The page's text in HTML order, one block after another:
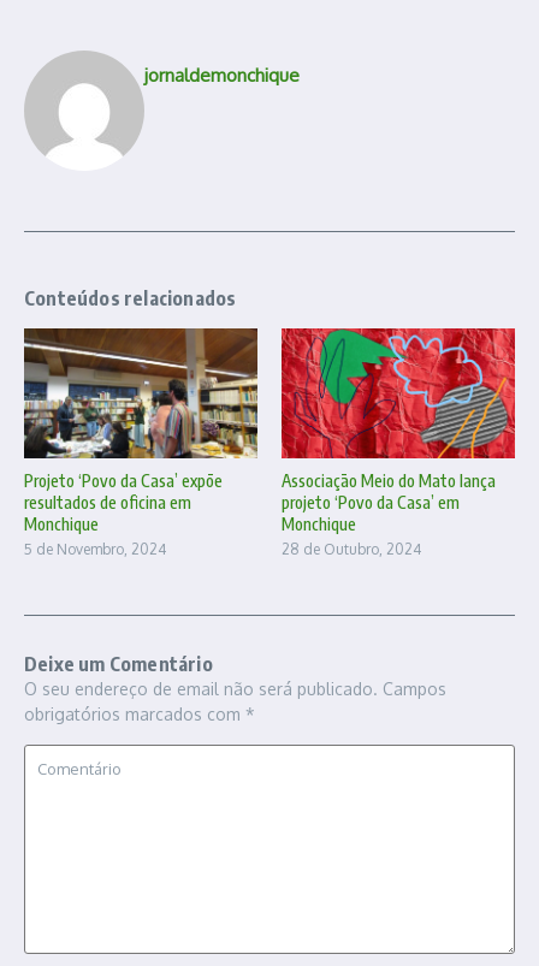
jornaldemonchique
Conteúdos relacionados
Projeto ‘Povo da Casa’ expõe
resultados de oficina em
Monchique
5 de Novembro, 2024
Associação Meio do Mato lança
projeto ‘Povo da Casa’ em
Monchique
28 de Outubro, 2024
Deixe um Comentário
O seu endereço de email não será publicado. Campos
obrigatórios marcados com *